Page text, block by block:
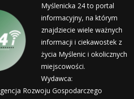
Myślenicka 24 to portal
informacyjny, na którym
znajdziecie wiele ważnych
informacji i ciekawostek z
życia Myślenic i okolicznych
miejscowości.
Wydawca:
Rozwoju Gospodarczego